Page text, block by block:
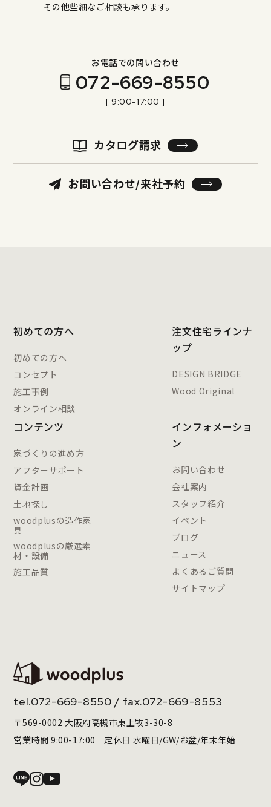
その他些細なご相談も承ります。
お電話での問い合わせ
072-669-8550
[ 9:00-17:00 ]
カタログ請求
お問い合わせ/来社予約
初めての方へ
初めての方へ
コンセプト
施工事例
オンライン相談
注文住宅ラインナ
ップ
DESIGN BRIDGE
Wood Original
コンテンツ
家づくりの進め方
アフターサポート
資金計画
土地探し
woodplusの造作家
具
woodplusの厳選素
材・設備
施工品質
インフォメーショ
ン
お問い合わせ
会社案内
スタッフ紹介
イベント
ブログ
ニュース
よくあるご質問
サイトマップ
tel.072-669-8550 / fax.072-669-8553
〒569-0002 大阪府高槻市東上牧3-30-8
営業時間 9:00-17:00 定休日 水曜日/GW/お盆/年末年始